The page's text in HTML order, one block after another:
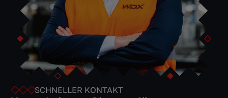
SCHNELLER KONTAKT